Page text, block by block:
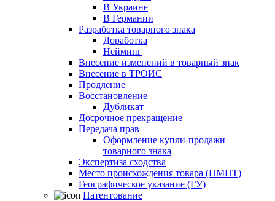
В Украине
В Германии
Разработка товарного знака
Доработка
Нейминг
Внесение изменений в товарный знак
Внесение в ТРОИС
Продление
Восстановление
Дубликат
Досрочное прекращение
Передача прав
Оформление купли-продажи
товарного знака
Экспертиза сходства
Место происхождения товара (НМПТ)
Географическое указание (ГУ)
Патентование